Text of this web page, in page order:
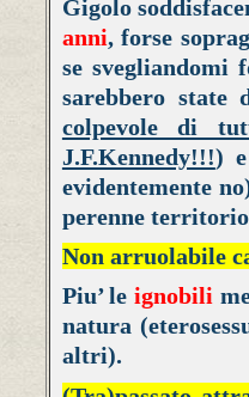
Gigolo
anni, forse
se svegliandomi
sarebbero
colpevole di
J.F.Kennedy!!!)
evidentemente
perenne
Non arruolabile
Piu’ leignobili
natura
altri).